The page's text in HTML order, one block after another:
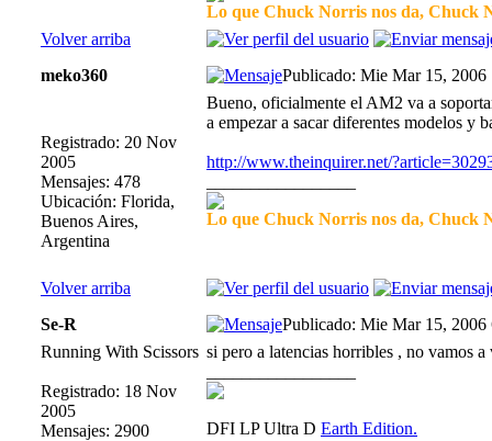
Lo que Chuck Norris nos da, Chuck
Volver arriba
meko360
Publicado: Mie Mar 15, 2006
Registrado: 20 Nov
2005
Mensajes: 478
Ubicación: Florida,
Buenos Aires,
Argentina
Bueno, oficialmente el AM2 va a
a empezar a sacar diferentes modelos y
http://www.theinquirer.net/
Lo que Chuck Norris nos da, Chuck
Volver arriba
Se-R
Publicado: Mie Mar 15, 2006
Running With Scissors
Registrado: 18 Nov
2005
Mensajes: 2900
si pero a latencias horribles , no vamos
DFI LP Ultra D Earth Edition.